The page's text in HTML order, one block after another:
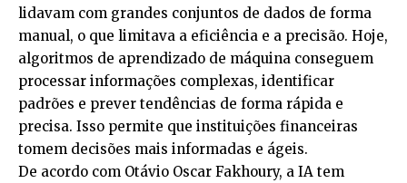
lidavam com grandes conjuntos de dados de forma
manual, o que limitava a eficiência e a precisão. Hoje,
algoritmos de aprendizado de máquina conseguem
processar informações complexas, identificar
padrões e prever tendências de forma rápida e
precisa. Isso permite que instituições financeiras
tomem decisões mais informadas e ágeis.
De acordo com Otávio Oscar Fakhoury, a IA tem